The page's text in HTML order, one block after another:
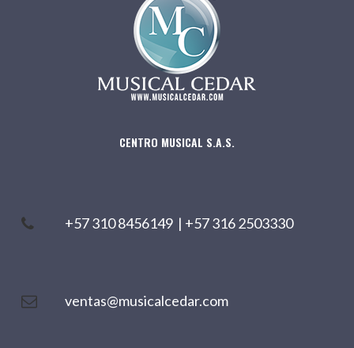
CENTRO MUSICAL S.A.S.
+57 310 8456149 | +57 316 2503330
ventas@musicalcedar.com